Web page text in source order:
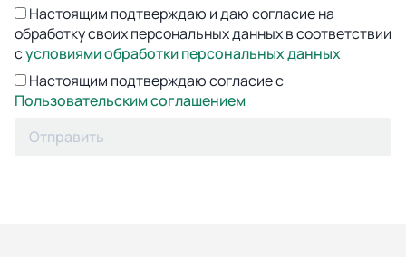
Настоящим подтверждаю и даю согласие на
обработку своих персональных данных в соответствии
сусловиями обработки персональных данных
Настоящим подтверждаю согласие с
Пользовательским соглашением
Отправить